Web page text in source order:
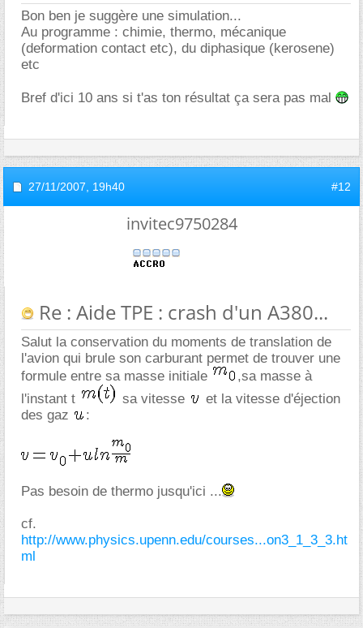
Bon ben je suggère une simulation...
Au programme : chimie, thermo, mécanique
(deformation contact etc), du diphasique (kerosene)
etc
Bref d'ici 10 ans si t'as ton résultat ça sera pas mal
27/11/2007, 19h40 #12
invitec9750284
Re : Aide TPE : crash d'un A380...
Salut la conservation du moments de translation de
l'avion qui brule son carburant permet de trouver une
formule entre sa masse initiale
,sa masse à
l'instant t
sa vitesse
et la vitesse d'éjection
des gaz
:
Pas besoin de thermo jusqu'ici ...
cf.
http://www.physics.upenn.edu/courses...on3_1_3_3.ht
ml